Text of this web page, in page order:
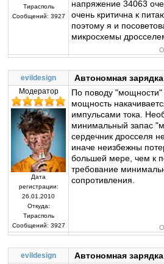
Тирасполь
Сообщений: 3927
напряжение 34063
очень критична к
поэтому я и
микросхемы
evildesign Автономная
Модератор
Дата
регистрации:
26.01.2010
Откуда:
Тирасполь
Сообщений: 3927
По поводу
мощность
импульсами тока.
минимальный запас
сердечник дросселя
иначе неизбежны
большей мере, чем к
требование
сопротивления.
evildesign Автономная